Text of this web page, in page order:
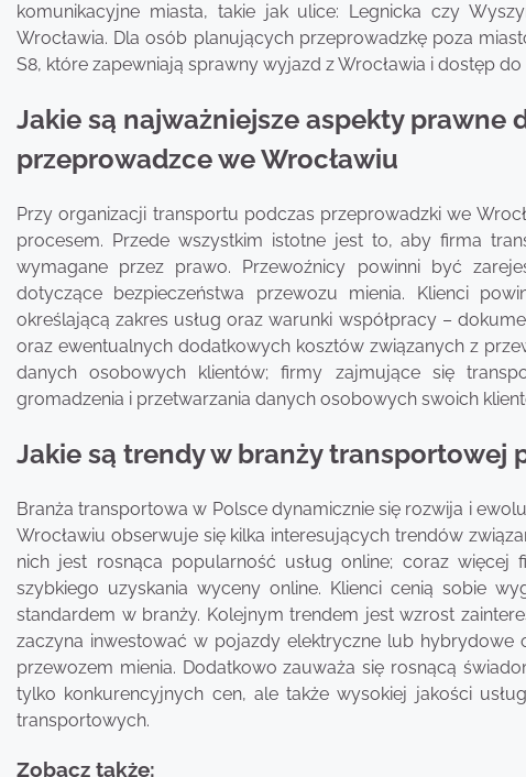
komunikacyjne miasta, takie jak ulice: Legnicka czy
Wrocławia. Dla osób planujących przeprowadzkę poza
S8, które zapewniają sprawny wyjazd z Wrocławia i dostęp
Jakie są najważniejsze aspekty prawne
przeprowadzce we Wrocławiu
Przy organizacji transportu podczas przeprowadzki we
procesem. Przede wszystkim istotne jest to, aby firma
wymagane przez prawo. Przewoźnicy powinni być
dotyczące bezpieczeństwa przewozu mienia. Klienci
określającą zakres usług oraz warunki współpracy –
oraz ewentualnych dodatkowych kosztów związanych z
danych osobowych klientów; firmy zajmujące się
gromadzenia i przetwarzania danych osobowych swoich
Jakie są trendy w branży transportowej
Branża transportowa w Polsce dynamicznie się rozwija i
Wrocławiu obserwuje się kilka interesujących trendów
nich jest rosnąca popularność usług online; coraz
szybkiego uzyskania wyceny online. Klienci cenią sobie
standardem w branży. Kolejnym trendem jest wzrost
zaczyna inwestować w pojazdy elektryczne lub
przewozem mienia. Dodatkowo zauważa się rosnącą
tylko konkurencyjnych cen, ale także wysokiej jakości
transportowych.
Zobacz także: